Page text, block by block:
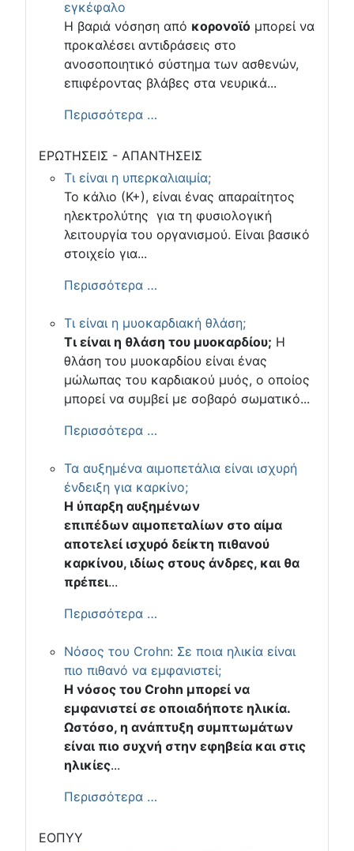
εγκέφαλο
Η βαριά νόσηση από κορονοϊό μπορεί να
προκαλέσει αντιδράσεις στο
ανοσοποιητικό σύστημα των ασθενών,
επιφέροντας βλάβες στα νευρικά...
Περισσότερα …
ΕΡΩΤΗΣΕΙΣ - ΑΠΑΝΤΗΣΕΙΣ
Τι είναι η υπερκαλιαιμία;
Το κάλιο (Κ+), είναι ένας απαραίτητος
ηλεκτρολύτης για τη φυσιολογική
λειτουργία του οργανισμού. Είναι βασικό
στοιχείο για...
Περισσότερα …
Τι είναι η μυοκαρδιακή θλάση;
Τι είναι η θλάση του μυοκαρδίου; Η
θλάση του μυοκαρδίου είναι ένας
μώλωπας του καρδιακού μυός, ο οποίος
μπορεί να συμβεί με σοβαρό σωματικό...
Περισσότερα …
Τα αυξημένα αιμοπετάλια είναι ισχυρή
ένδειξη για καρκίνο;
Η ύπαρξη αυξημένων
επιπέδων αιμοπεταλίων στο αίμα
αποτελεί ισχυρό δείκτη πιθανού
καρκίνου, ιδίως στους άνδρες, και θα
πρέπει...
Περισσότερα …
Νόσος του Crohn: Σε ποια ηλικία είναι
πιο πιθανό να εμφανιστεί;
Η νόσος του Crohn μπορεί να
εμφανιστεί σε οποιαδήποτε ηλικία.
Ωστόσο, η ανάπτυξη συμπτωμάτων
είναι πιο συχνή στην εφηβεία και στις
ηλικίες...
Περισσότερα …
ΕΟΠΥΥ